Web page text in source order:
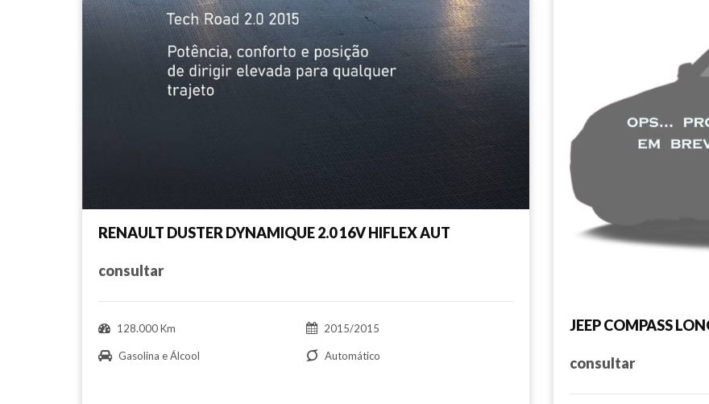
RENAULT DUSTER DYNAMIQUE 2.0 16V HIFLEX AUT
consultar
128.000 Km 2015/2015
Gasolina e Álcool Automático
JEEP COMPASS
consultar